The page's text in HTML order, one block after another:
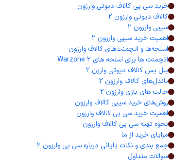
خرید سی پی کالاف دیوتی وارزون​
کالاف دیوتی وارزون 2​
سیپی وارزون 2​
اهمیت خرید سیپی وارزون 2​
اسلحه‌ها و اتچمنت‌های کالاف وارزون​
اتچمنت ها برای اسلحه های Warzone 2
بتل پس کالاف دیوتی وارزن 2
باندل‌های کالاف وارزون 2
حالت های بازی وارزون 2
روش‌های خرید سیپی کالاف وارزون
اهمیت خرید سی پی کالاف وارزون
نحوه تهیه سی پی کالاف وارزون
مزایای خرید از ما
جمع بندی و نکات پایانی درباره سی پی وارزون 2
سوالات متداول